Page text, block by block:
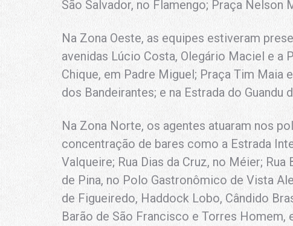
São Salvador, no Flamengo; Praça Nelson
Na Zona Oeste, as equipes estiveram
avenidas Lúcio Costa, Olegário Maciel e a
Chique, em Padre Miguel; Praça Tim Maia
dos Bandeirantes; e na Estrada do Guandu
Na Zona Norte, os agentes atuaram nos
concentração de bares como a Estrada
Valqueire; Rua Dias da Cruz, no Méier;
de Pina, no Polo Gastronômico de Vista
de Figueiredo, Haddock Lobo, Cândido
Barão de São Francisco e Torres Homem,